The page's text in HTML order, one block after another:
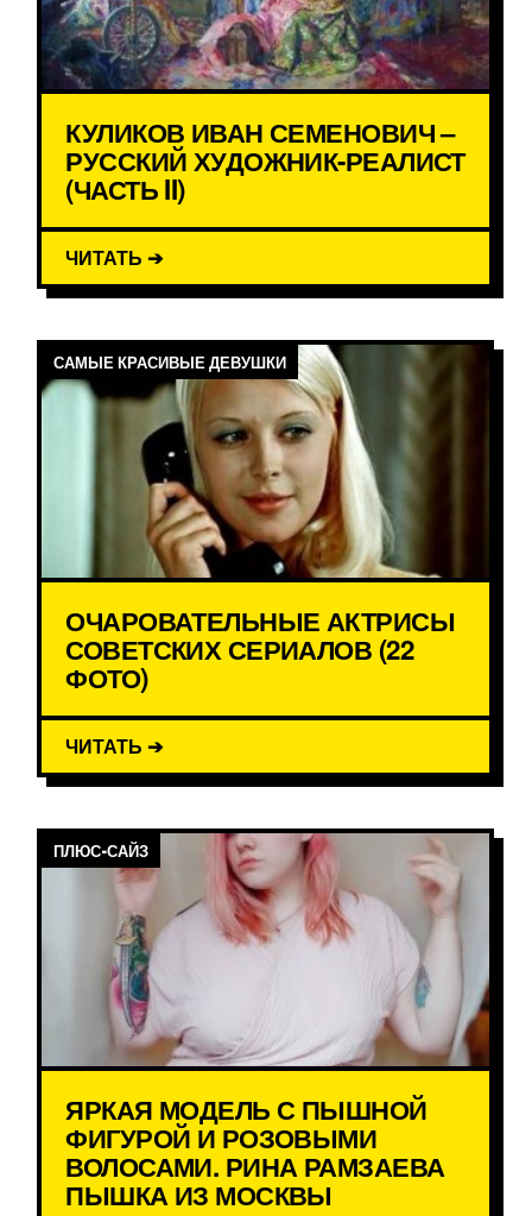
КУЛИКОВ ИВАН СЕМЕНОВИЧ –
РУССКИЙ ХУДОЖНИК-РЕАЛИСТ
(ЧАСТЬ II)
ЧИТАТЬ ➔
САМЫЕ КРАСИВЫЕ ДЕВУШКИ
ОЧАРОВАТЕЛЬНЫЕ АКТРИСЫ
СОВЕТСКИХ СЕРИАЛОВ (22
ФОТО)
ЧИТАТЬ ➔
ПЛЮС-САЙЗ
ЯРКАЯ МОДЕЛЬ С ПЫШНОЙ
ФИГУРОЙ И РОЗОВЫМИ
ВОЛОСАМИ. РИНА РАМЗАЕВА
ПЫШКА ИЗ МОСКВЫ